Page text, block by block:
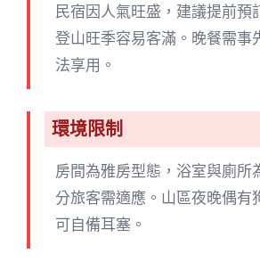
民宿因人氣旺盛，建議提前預
登山旺季容易客滿。晚餐需事
法享用。
環境限制
房間為雅房型態，浴室與廁所
分旅客需適應。山區夜晚偶有
可自備耳塞。